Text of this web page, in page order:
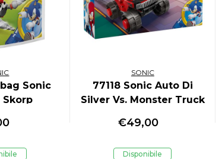
Sonic
Skorp
SONIC
77118 Sonic Auto Di
Silver Vs. Monster Truck
€49,00
Disponibile